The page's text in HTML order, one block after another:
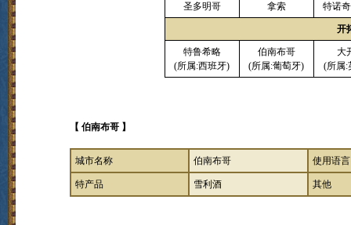
圣多明哥 拿索 特诺
开
特鲁希略
(所属:西班牙)
伯南布哥
(所属:葡萄牙)
大
(所属:
【 伯南布哥 】
城市名称 伯南布哥 使用语言
特产品 雪利酒 其他